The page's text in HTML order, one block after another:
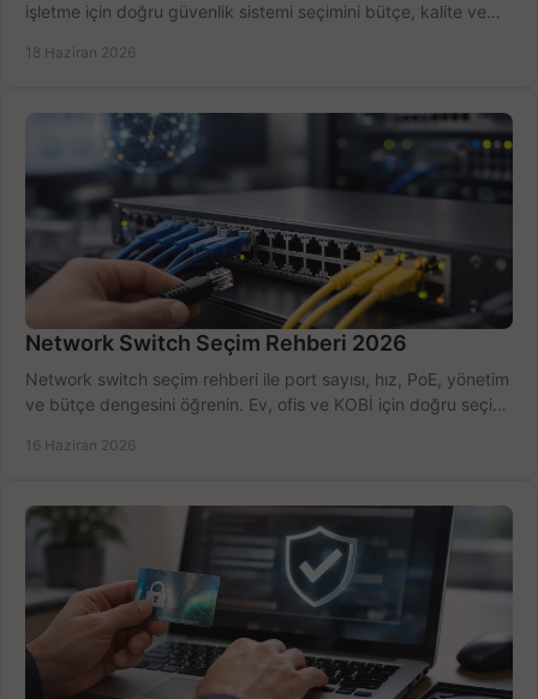
işletme için doğru güvenlik sistemi seçimini bütçe, kalite ve
18 Haziran 2026
Network Switch Seçim Rehberi 2026
Network switch seçim rehberi ile port sayısı, hız, PoE, yönetim
ve bütçe dengesini öğrenin. Ev, ofis ve KOBİ için doğru seçimi
16 Haziran 2026